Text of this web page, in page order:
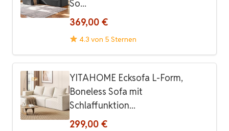
So...
369,00 €
4.3 von 5 Sternen
YITAHOME Ecksofa L-Form,
Boneless Sofa mit
Schlaffunktion...
299,00 €